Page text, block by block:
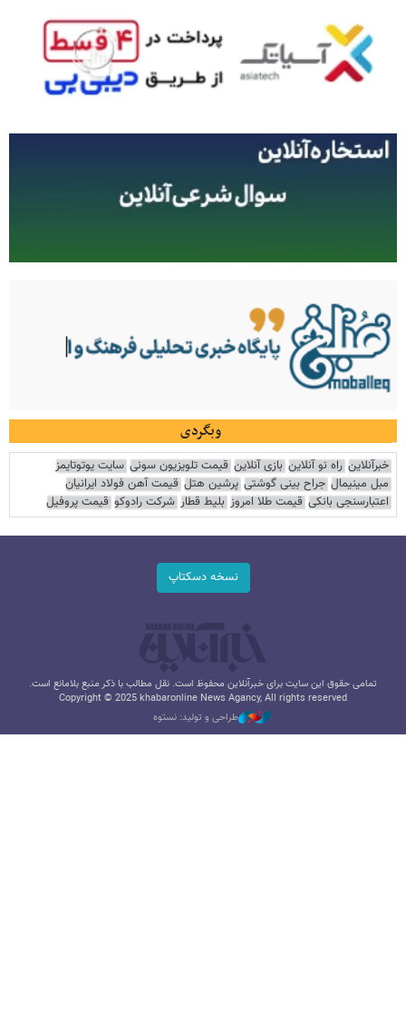
وبگردی
خبرآنلاین راه نو آنلاین بازی آنلاین قیمت تلویزیون سونی سایت یوتوتایمز
مبل مینیمال جراح بینی گوشتی پرشین هتل قیمت آهن فولاد ایرانیان
اعتبارسنجی بانکی قیمت طلا امروز بلیط قطار شرکت رادوکو قیمت پروفیل
نسخه دسکتاپ
تمامی حقوق این سایت برای خبرآنلاین محفوظ است. نقل مطالب با ذکر منبع بلامانع است.
Copyright © 2025 khabaronline News Agancy, All rights reserved
طراحی و تولید: نستوه